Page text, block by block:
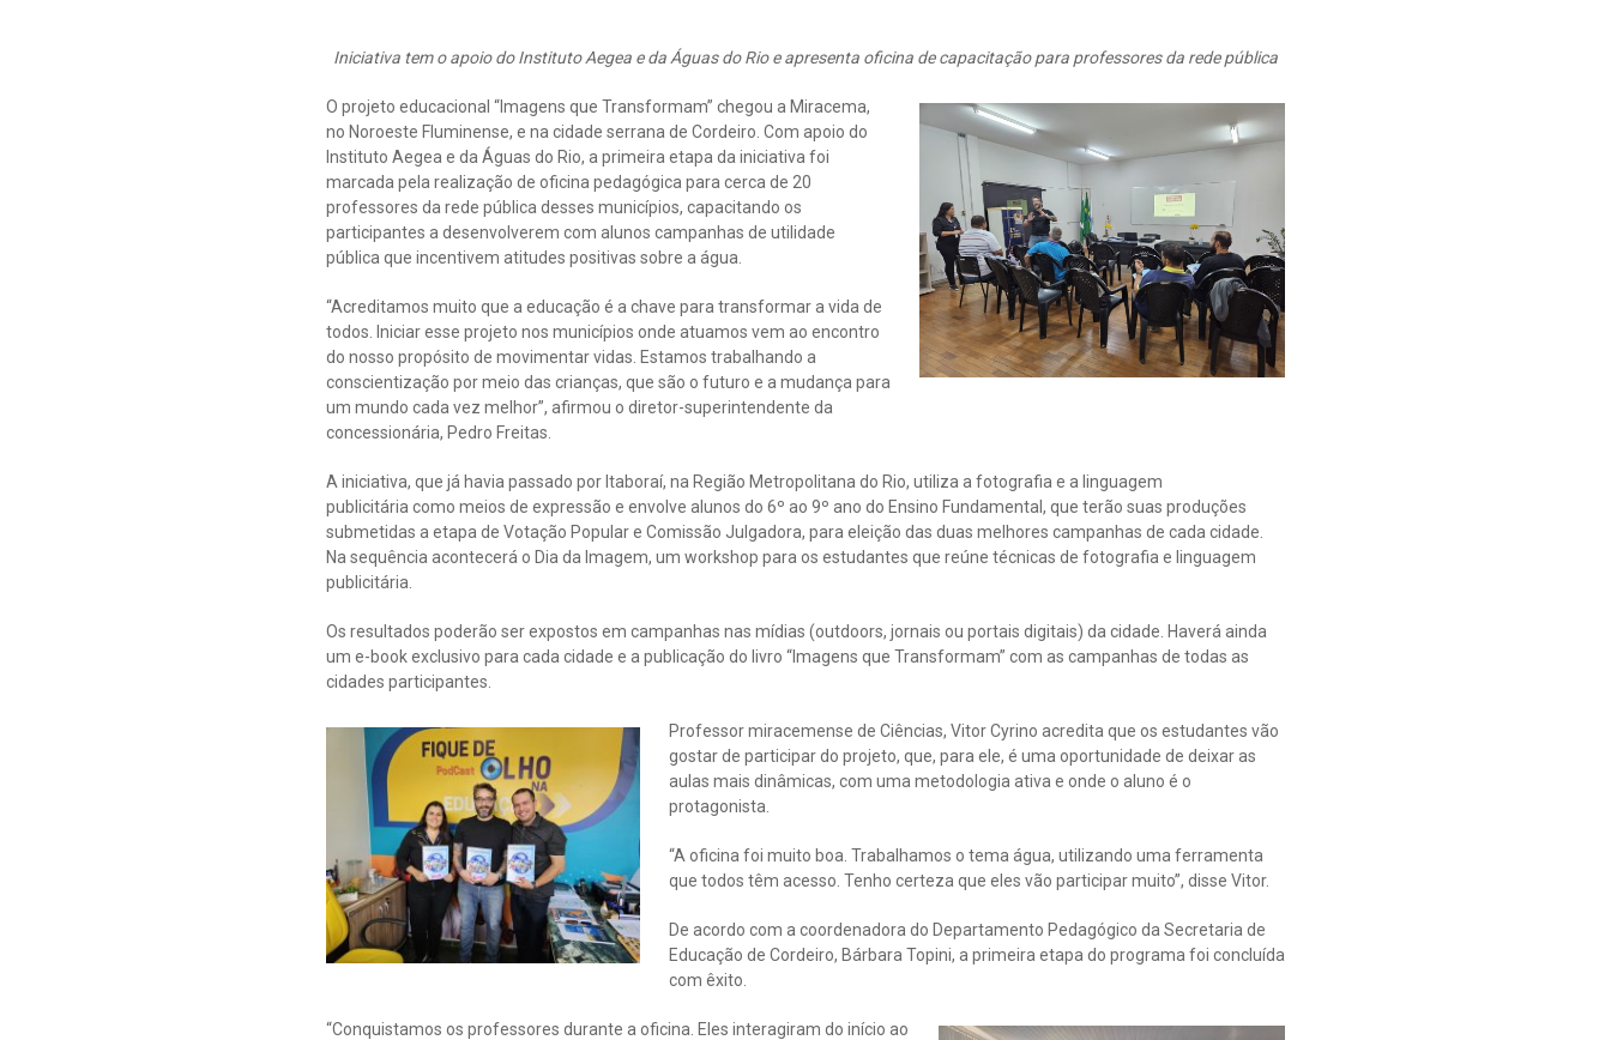
Iniciativa tem o apoio do Instituto Aegea e da Águas do Rio e apresenta oficina de capacitação para professores da rede pública
O projeto educacional “Imagens que Transformam” chegou a Miracema,
no Noroeste Fluminense, e na cidade serrana de Cordeiro. Com apoio do
Instituto Aegea e da Águas do Rio, a primeira etapa da iniciativa foi
marcada pela realização de oficina pedagógica para cerca de 20
professores da rede pública desses municípios, capacitando os
participantes a desenvolverem com alunos campanhas de utilidade
pública que incentivem atitudes positivas sobre a água.
“Acreditamos muito que a educação é a chave para transformar a vida de
todos. Iniciar esse projeto nos municípios onde atuamos vem ao encontro
do nosso propósito de movimentar vidas. Estamos trabalhando a
conscientização por meio das crianças, que são o futuro e a mudança para
um mundo cada vez melhor”, afirmou o diretor-superintendente da
concessionária, Pedro Freitas.
A iniciativa, que já havia passado por Itaboraí, na Região Metropolitana do Rio, utiliza a fotografia e a linguagem
publicitária como meios de expressão e envolve alunos do 6º ao 9º ano do Ensino Fundamental, que terão suas produções
submetidas a etapa de Votação Popular e Comissão Julgadora, para eleição das duas melhores campanhas de cada cidade.
Na sequência acontecerá o Dia da Imagem, um workshop para os estudantes que reúne técnicas de fotografia e linguagem
publicitária.
Os resultados poderão ser expostos em campanhas nas mídias (outdoors, jornais ou portais digitais) da cidade. Haverá ainda
um e-book exclusivo para cada cidade e a publicação do livro “Imagens que Transformam” com as campanhas de todas as
cidades participantes.
Professor miracemense de Ciências, Vitor Cyrino acredita que os estudantes vão
gostar de participar do projeto, que, para ele, é uma oportunidade de deixar as
aulas mais dinâmicas, com uma metodologia ativa e onde o aluno é o
protagonista.
“A oficina foi muito boa. Trabalhamos o tema água, utilizando uma ferramenta
que todos têm acesso. Tenho certeza que eles vão participar muito”, disse Vitor.
De acordo com a coordenadora do Departamento Pedagógico da Secretaria de
Educação de Cordeiro, Bárbara Topini, a primeira etapa do programa foi concluída
com êxito.
“Conquistamos os professores durante a oficina. Eles interagiram do início ao